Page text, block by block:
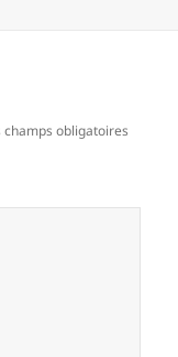
champs obligatoires